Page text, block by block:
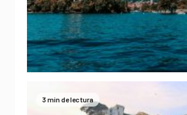
3 min de lectura